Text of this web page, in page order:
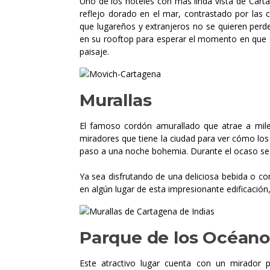
reflejo dorado en el mar, contrastado por las
que lugareños y extranjeros no se quieren
en su rooftop para esperar el momento en
paisaje.
Murallas
El famoso cordón amurallado que atrae a
miradores que tiene la ciudad para ver cómo
paso a una noche bohemia. Durante el ocaso
Ya sea disfrutando de una deliciosa bebida o
en algún lugar de esta impresionante
Parque de los
Este atractivo lugar cuenta con un mirador